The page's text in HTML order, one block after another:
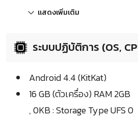
แสดงเพิ่มเติม
ระบบปฏิบัติการ (OS,
Android 4.4 (KitKat)
16 GB (ตัวเครื่อง) RAM 2GB
, 0KB : Storage Type UFS 0